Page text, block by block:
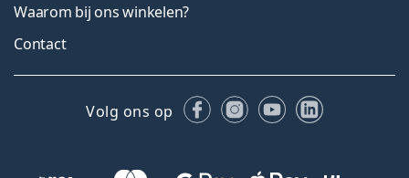
Waarom bij ons winkelen?
Contact
Volg ons op FacebookInstagram
YouTubeLinkedIn